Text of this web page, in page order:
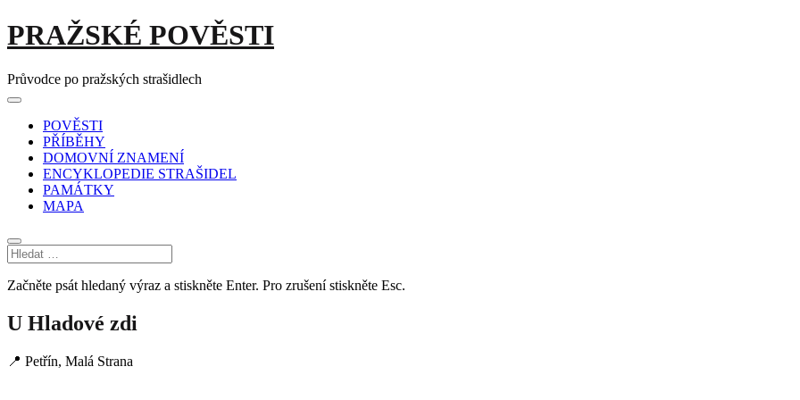
Skip
to
PRAŽSKÉ POVĚSTI
Průvodce po pražských strašidlech
Menu
POVĚSTI
PŘÍBĚHY
DOMOVNÍ ZNAMENÍ
ENCYKLOPEDIE STRAŠIDEL
PAMÁTKY
MAPA
Začněte psát hledaný výraz a stiskněte Enter. Pro zrušení stiskněte Esc.
U Hladové zdi
📍 Petřín, Malá Strana